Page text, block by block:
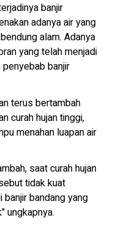
banjir
adanya air yang
alam. Adanya
yang telah menjadi
banjir
terus bertambah
curah hujan tinggi,
menahan luapan air
saat curah hujan
tidak kuat
banjir bandang yang
ungkapnya.